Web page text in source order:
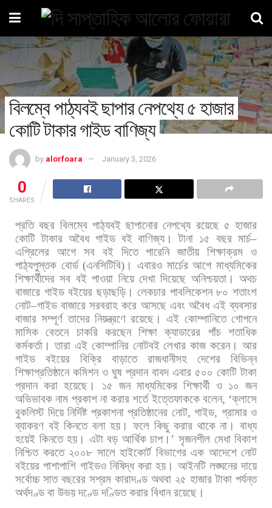
বিলম্বে পাঠ্যবই ছাপার নেপথ্যে ৫ হাজার
কোটি টাকার গাইড বাণিজ্য
by alorfoara January 3, 2026
0
SHARES
প্রতি বছর বিলম্বে পাঠ্যবই ছাপানোর নেপথ্যে রয়েছে ৫ হাজার
কোটি টাকার অবৈধ গাইড বই বাণিজ্য। টানা ১৫ বছর মার্চ–
এপ্রিলের
আগে সব বই দিতে পারেনি জাতীয় শিক্ষাক্রম
ও
পাঠ্যপুস্তক বোর্ড(এনসিটিবি) । এবারও মার্চের আগে মাধ্যমিকের
শিক্ষার্থীদের সব বই পাওয়া নিয়ে দেখা দিয়েছে অনিশ্চয়তা। অথচ
বাজারে গাইড বইয়ের ছড়াছড়ি। লেকচার পাবলিকেশন ৮০ শতাংশ
নোট–গাইড বাজারে সরবরাহ করে আসছে এবং অবৈধ এই ব্যবসার
বাজার সম্পূর্ণ তাদের নিয়ন্ত্রণে রয়েছে। এই কোম্পানিতে গোপনে
মাসিক বেতনে চাকরি করছেন শিক্ষা ক্যাডারের পাঁচ শতাধিক
কর্মকর্তা। তারা এই কোম্পানির নোটবই লেখার কাজ করেন। আর
গাইড
বইয়ের বিক্রি বাড়াতে রাজধানীসহ দেশের
বিভিন্ন
শিক্ষাপ্রতিষ্ঠানে কমিশন ও ঘুষ প্রদান বাবদ এবার ৫০০ কোটি টাকা
প্রদান করা হয়েছে। ১৫ জন মাধ্যমিকের শিক্ষার্থী ও ১০ জন
অভিভাবক নাম প্রকাশ না করার শর্তে ইত্তেফাককে বলেন, ‘ক্লাসে
বুকলিস্ট দিয়ে নির্দিষ্ট প্রকাশনা প্রতিষ্ঠানের নোট, গাইড, গ্রামার ও
ব্যাকরণ বই কিনতে বলা হয়। ফলে কিছু করার থাকে না। বাধ্য
হয়েই কিনতে হয়। এটা বড় আর্থিক চাপ। ’ সৃজনশীল মেধা বিকাশ
নিশ্চিত করতে ২০০৮ সালে হাইকোর্ট বিভাগের এক আদেশে নোট
বইয়ের পাশাপাশি গাইডও নিষিদ্ধ করা হয়। আইনটি লঙ্ঘনের দায়ে
সর্বোচ্চ সাত বছরের সশ্রম কারাদণ্ড অথবা ২৫ হাজার টাকা পর্যন্ত
অর্থদণ্ড বা উভয় দণ্ডে দণ্ডিত করার বিধান রয়েছে।